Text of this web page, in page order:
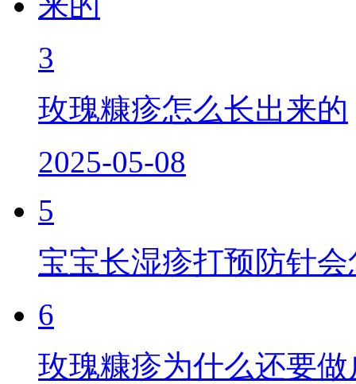
3
玫瑰糠疹怎么长出来的
2025-05-08
5
宝宝长湿疹打预防针
6
玫瑰糠疹为什么还要